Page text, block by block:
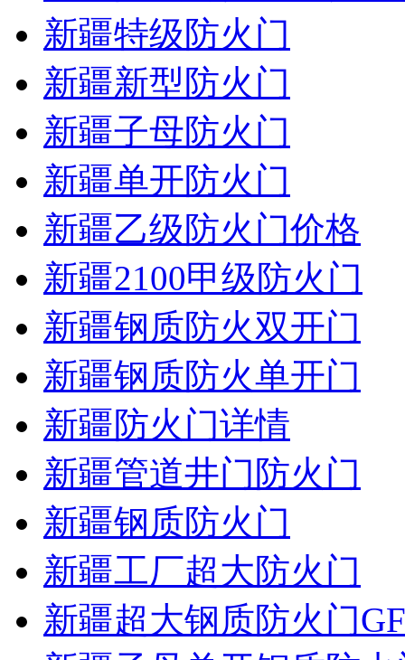
新疆特级防火门
新疆新型防火门
新疆子母防火门
新疆单开防火门
新疆乙级防火门价格
新疆2100甲级防火门
新疆钢质防火双开门
新疆钢质防火单开门
新疆防火门详情
新疆管道井门防火门
新疆钢质防火门
新疆工厂超大防火门
新疆超大钢质防火门